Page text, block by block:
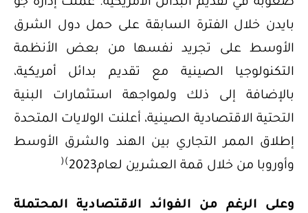
صعوبة في تقديم البدائل الأمريكية. عملت إدارة جو
بايدن خلال الفترة السابقة على حمل دول الشرق
الأوسط على تجريد نفسها من بعض الأنظمة
التكنولوجيا الصينية مع تقديم بدائل أمريكية،
بالإضافة إلى ذلك ولمواجهة استثمارات البنية
التحتية الاقتصادية الصينية، أعلنت الولايات المتحدة
إطلاق الممر التجاري بين الهند والشرق الأوسط
وأوروبا من خلال قمة العشرين لعام2023
)
(
وعلى الرغم من الفوائد الاقتصادية المحتملة